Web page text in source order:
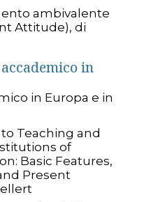
ambivalente
Attitude), di
in
in Europa e in
Teaching and
of
Basic Features,
Present